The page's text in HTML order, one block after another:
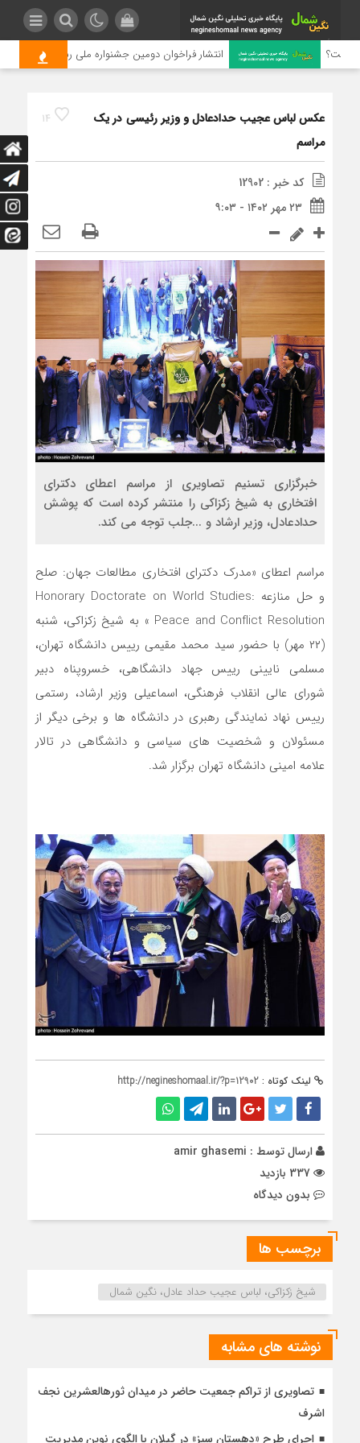
انتشار فراخوان دومین جشنواره ملی رسانه‌ای چای
14
عکس لباس عجیب حدادعادل و وزیر رئیسی در یک
مراسم
کد خبر : 12902
۲۳ مهر ۱۴۰۲ - ۹:۰۳
خبرگزاری تسنیم تصاویری از مراسم اعطای دکترای
افتخاری به شیخ زکزاکی را منتشر کرده است که پوشش
حدادعادل، وزیر ارشاد و ...جلب توجه می کند.
مراسم اعطای «مدرک دکترای افتخاری مطالعات جهان: صلح
و حل منازعه Honorary Doctorate on World Studies:
Peace and Conflict Resolution » به شیخ زکزاکی، شنبه
(۲۲ مهر) با حضور سید محمد مقیمی رییس دانشگاه تهران،
مسلمی نایینی رییس جهاد دانشگاهی، خسروپناه دبیر
شورای عالی انقلاب فرهنگی، اسماعیلی وزیر ارشاد، رستمی
رییس نهاد نمایندگی رهبری در دانشگاه ها و برخی دیگر از
مسئولان و شخصیت های سیاسی و دانشگاهی در تالار
علامه امینی دانشگاه تهران برگزار شد.
لینک کوتاه : http://negineshomaal.ir/?p=12902
ارسال توسط : amir ghasemi
بدون دیدگاه
برچسب ها
شیخ زکزاکی، لباس عجیب حداد عادل، نگین شمال
نوشته های مشابه
تصاویری از تراکم جمعیت حاضر در میدان ثورهالعشرین نجف
اشرف
اجرای طرح «دهستان سبز» در گیلان با الگوی نوین مدیریت